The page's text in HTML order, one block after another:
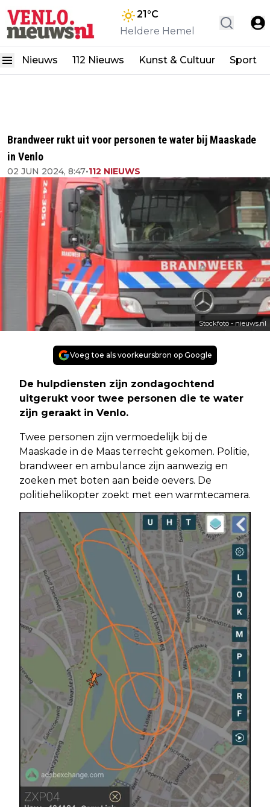
21°C
Heldere Hemel
Nieuws 112 Nieuws Kunst & Cultuur Sport
Brandweer rukt uit voor personen te water bij Maaskade
in Venlo
02 JUN 2024, 8:47•112 NIEUWS
Stockfoto - nieuws.nl
Voeg toe als voorkeursbron op Google
De hulpdiensten zijn zondagochtend
uitgerukt voor twee personen die te water
zijn geraakt in Venlo.
Twee personen zijn vermoedelijk bij de
Maaskade in de Maas terrecht gekomen. Politie,
brandweer en ambulance zijn aanwezig en
zoeken met boten aan beide oevers. De
politiehelikopter zoekt met een warmtecamera.